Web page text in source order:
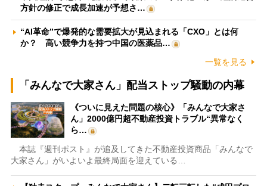
方針の修正で成長加速が予想さ…
“AI革命”で爆発的な需要拡大が見込まれる「CXO」とは何
か？ 高い競争力を持つ中国の医薬品…
一覧を見る
「みんなで大家さん」配当ストップ騒動の内幕
《ついに見えた問題の核心》「みんなで大家さ
ん」2000億円超不動産投資トラブル“異常なく
ら…
本誌『週刊ポスト』が追及してきた不動産投資商品「みんなで
大家さん」がいよいよ最終局面を迎えている…